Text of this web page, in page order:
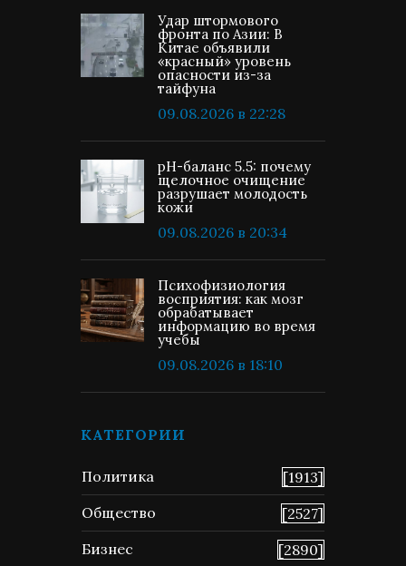
Удар штормового
фронта по Азии: В
Китае объявили
«красный» уровень
опасности из-за
тайфуна
09.08.2026 в 22:28
pH-баланс 5.5: почему
щелочное очищение
разрушает молодость
кожи
09.08.2026 в 20:34
Психофизиология
восприятия: как мозг
обрабатывает
информацию во время
учебы
09.08.2026 в 18:10
КАТЕГОРИИ
Политика
[1913]
Общество
[2527]
Бизнес
[2890]